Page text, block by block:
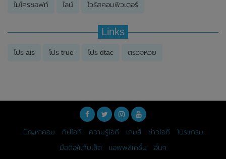
ไมโครซอฟท์ ไลน์ ไวรัสคอมพิวเตอร์
Links
โปร ais โปร true โปร dtac ตรวจหวย
ปัญหาคอม ทิปไอที ความรู้ไอที เกมส์ ข่าวไอที
โปรแกรม
มือถือ/แท็บเล็ต
แอพพลิเคชั่น อื่นๆ